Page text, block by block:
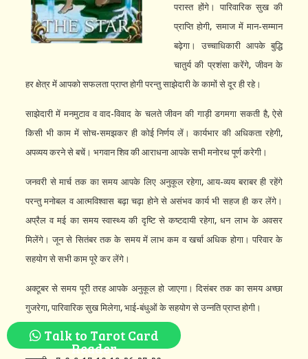
परास्त होंगे। पारिवारिक सुख की
प्राप्ति होगी, समाज में मान-सम्मान
बढ़ेगा। उच्चाधिकारी आपके बुद्धि
चातुर्य की प्रशंसा करेंगे, जीवन के
हर क्षेत्र में आपको सफलता प्राप्त होगी परन्तु साझेदारी के कामों से दूर ही रहे।
साझेदारी में मनमुटाव व वाद-विवाद के चलते जीवन की गाड़ी डगमगा सकती है, ऐसे
किसी भी काम में सोच-समझकर ही कोई निर्णय लें। कार्यभार की अधिकता रहेगी,
अपव्यय करने से बचें। भगवान शिव की आराधना आपके सभी मनोरथ पूर्ण करेगी।
जनवरी से मार्च तक का समय आपके लिए अनुकूल रहेगा, आय-व्यय बराबर ही रहेंगे
परन्तु मनोबल व आत्मविश्वास बढ़ा चढ़ा होने से असंभव कार्य भी सहज ही कर लेंगे।
अप्रैल व मई का समय स्वास्थ्य की दृष्टि से कष्टदायी रहेगा, धन लाभ के अवसर
मिलेंगे। जून से सितंबर तक के समय में लाभ कम व खर्चा अधिक होगा। परिवार के
सहयोग से सभी काम पूरे कर लेंगे।
अक्टूबर से समय पूरी तरह आपके अनुकूल हो जाएगा। दिसंबर तक का समय अच्छा
गुजरेगा, पारिवारिक सुख मिलेगा, भाई-बंधुओं के सहयोग से उन्नति प्राप्त होगी।
वर्ष 2018 में निम्न तारीखों पर सावधान रहें।
Talk to Tarot Card
Reader